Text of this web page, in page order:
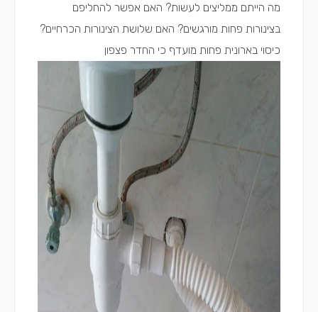
מה הייתם ממליצים לעשות? האם אפשר להחליפם
בצינורות פחות מורגשים? האם שלושת הצינורות הכרחיים?
כיסוי בארונית פחות מועדף כי החדר פצפון